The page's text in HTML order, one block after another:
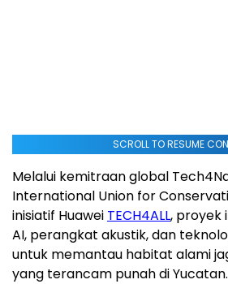
SCROLL TO RESUME
Melalui kemitraan global
International Union for
inisiatif Huawei TECH4ALL, proyek
AI, perangkat akustik, dan
untuk memantau habitat alami
yang terancam punah di Yucatan.